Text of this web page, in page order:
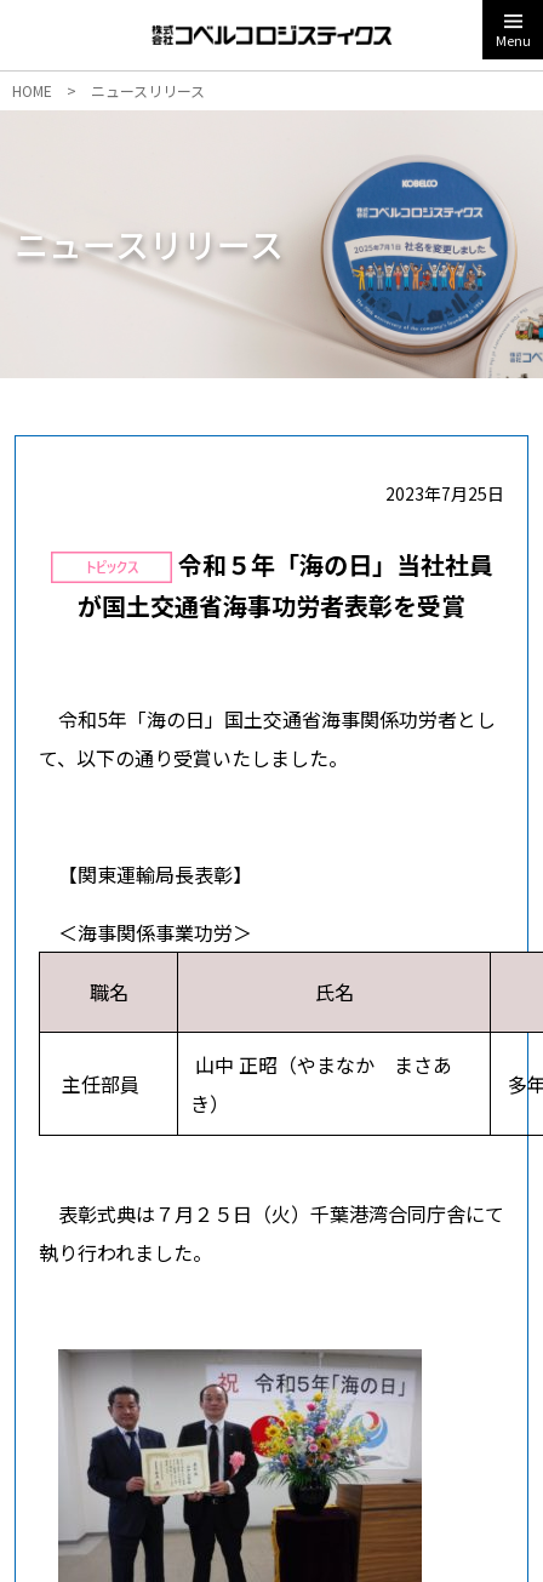
Menu
HOME > ニュースリリース
ニュースリリース
2023年7月25日
令和５年「海の日」当社社員
が国土交通省海事功労者表彰を受賞
令和5年「海の日」国土交通省海事関係功労者とし
て、以下の通り受賞いたしました。
【関東運輸局長表彰】
＜海事関係事業功労＞
職名 氏名
主任部員
山中 正昭（やまなか まさあ
き）
多
表彰式典は７月２５日（火）千葉港湾合同庁舎にて
執り行われました。